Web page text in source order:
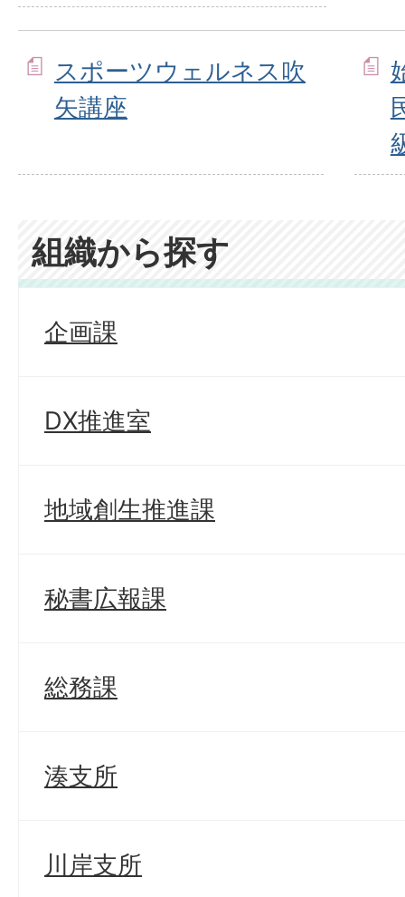
スポーツウェルネス吹
矢講座
組織から探す
企画課
DX推進室
地域創生推進課
秘書広報課
総務課
湊支所
川岸支所